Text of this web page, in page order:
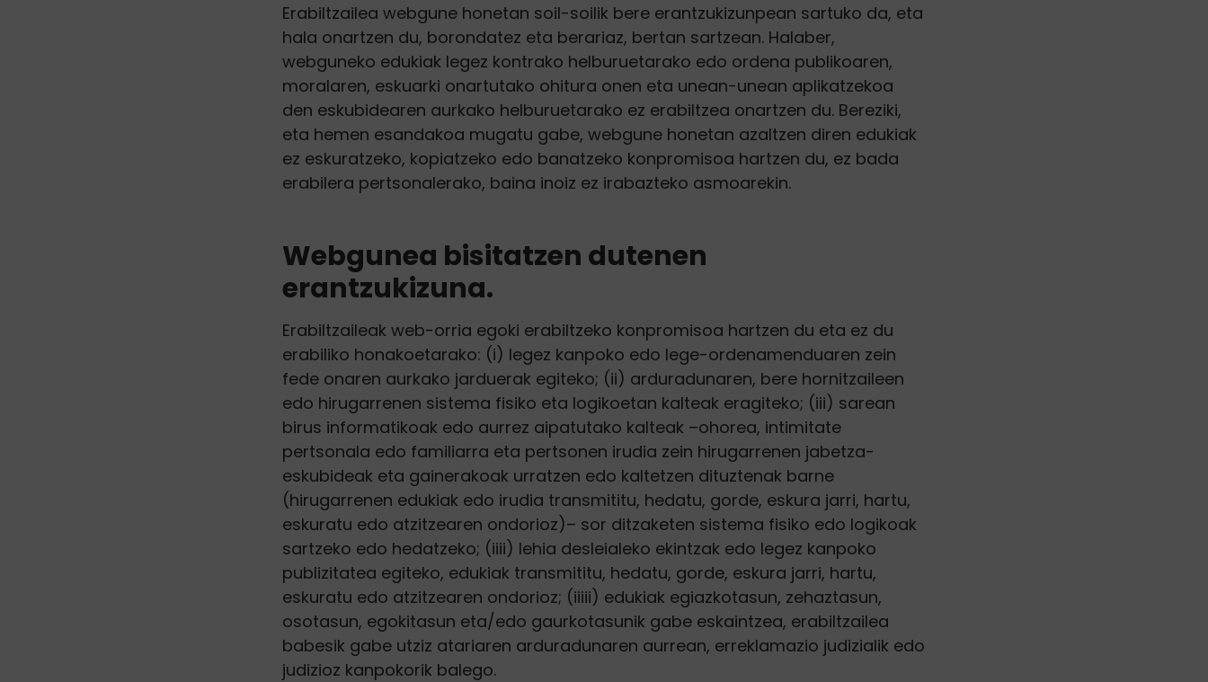
Erabiltzailea webgune honetan soil-soilik bere erantzukizunpean sartuko da, eta
hala onartzen du, borondatez eta berariaz, bertan sartzean. Halaber,
webguneko edukiak legez kontrako helburuetarako edo ordena publikoaren,
moralaren, eskuarki onartutako ohitura onen eta unean-unean aplikatzekoa
den eskubidearen aurkako helburuetarako ez erabiltzea onartzen du. Bereziki,
eta hemen esandakoa mugatu gabe, webgune honetan azaltzen diren edukiak
ez eskuratzeko, kopiatzeko edo banatzeko konpromisoa hartzen du, ez bada
erabilera pertsonalerako, baina inoiz ez irabazteko asmoarekin.
Webgunea bisitatzen dutenen
erantzukizuna.
Erabiltzaileak web-orria egoki erabiltzeko konpromisoa hartzen du eta ez du
erabiliko honakoetarako: (i) legez kanpoko edo lege-ordenamenduaren zein
fede onaren aurkako jarduerak egiteko; (ii) arduradunaren, bere hornitzaileen
edo hirugarrenen sistema fisiko eta logikoetan kalteak eragiteko; (iii) sarean
birus informatikoak edo aurrez aipatutako kalteak –ohorea, intimitate
pertsonala edo familiarra eta pertsonen irudia zein hirugarrenen jabetza-
eskubideak eta gainerakoak urratzen edo kaltetzen dituztenak barne
(hirugarrenen edukiak edo irudia transmititu, hedatu, gorde, eskura jarri, hartu,
eskuratu edo atzitzearen ondorioz)– sor ditzaketen sistema fisiko edo logikoak
sartzeko edo hedatzeko; (iiii) lehia desleialeko ekintzak edo legez kanpoko
publizitatea egiteko, edukiak transmititu, hedatu, gorde, eskura jarri, hartu,
eskuratu edo atzitzearen ondorioz; (iiiii) edukiak egiazkotasun, zehaztasun,
osotasun, egokitasun eta/edo gaurkotasunik gabe eskaintzea, erabiltzailea
babesik gabe utziz atariaren arduradunaren aurrean, erreklamazio judizialik edo
judizioz kanpokorik balego.